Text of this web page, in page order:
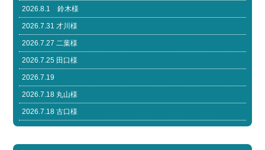
2026.8.1 鈴木様
2026.7.31 才川様
2026.7.27 二葉様
2026.7.25 田口様
2026.7.19
2026.7.18 丸山様
2026.7.18 古口様